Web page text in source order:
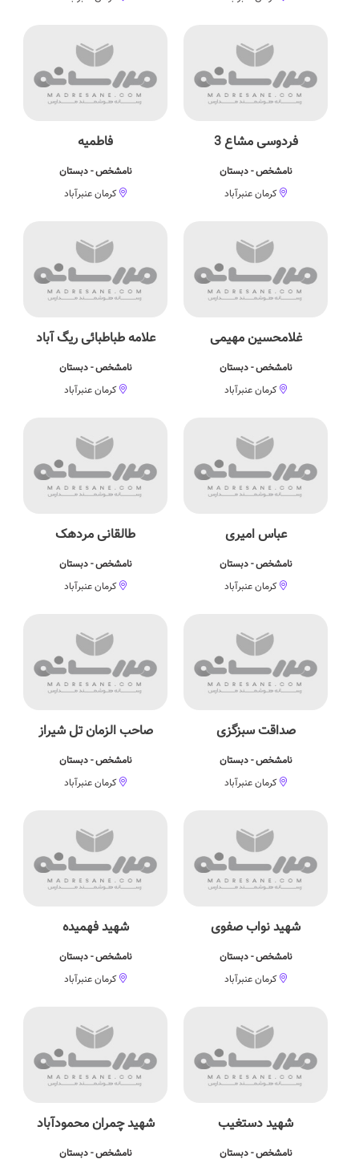
فردوسی مشاع 3
نامشخص - دبستان
کرمان عنبرآباد
فاطمیه
نامشخص - دبستان
کرمان عنبرآباد
غلامحسین مهیمی
نامشخص - دبستان
کرمان عنبرآباد
علامه طباطبائی ریگ آباد
نامشخص - دبستان
کرمان عنبرآباد
عباس امیری
نامشخص - دبستان
کرمان عنبرآباد
طالقانی مردهک
نامشخص - دبستان
کرمان عنبرآباد
صداقت سبزگزی
نامشخص - دبستان
کرمان عنبرآباد
صاحب الزمان تل شیراز
نامشخص - دبستان
کرمان عنبرآباد
شهید نواب صفوی
نامشخص - دبستان
کرمان عنبرآباد
شهید فهمیده
نامشخص - دبستان
کرمان عنبرآباد
شهید دستغیب
نامشخص - دبستان
شهید چمران محمودآباد
نامشخص - دبستان